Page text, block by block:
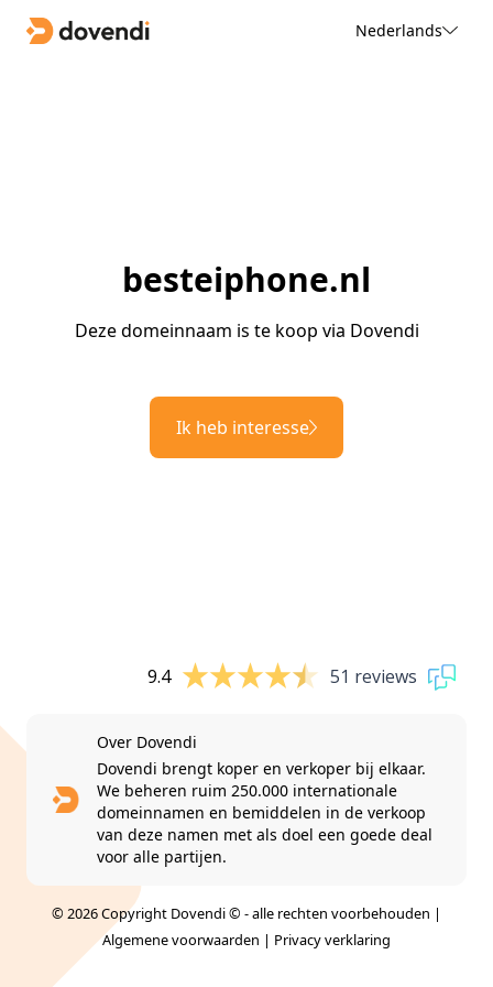
Nederlands
besteiphone.nl
Deze domeinnaam is te koop via Dovendi
Ik heb interesse
9.4 51 reviews
Over Dovendi
Dovendi brengt koper en verkoper bij elkaar.
We beheren ruim 250.000 internationale
domeinnamen en bemiddelen in de verkoop
van deze namen met als doel een goede deal
voor alle partijen.
© 2026 Copyright Dovendi © - alle rechten voorbehouden |
Algemene voorwaarden | Privacy verklaring